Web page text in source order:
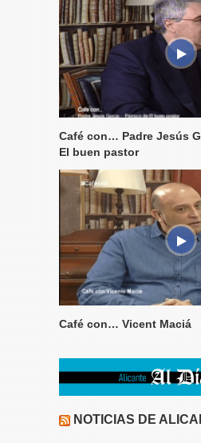
Café con… Padre Jesús
El buen pastor
Café con… Vicent Maciá
NOTICIAS DE